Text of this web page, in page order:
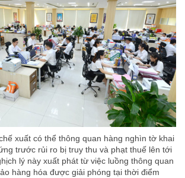
xuất có thể thông quan hàng nghìn tờ khai
trước rủi ro bị truy thu và phạt thuế lên tới
lý này xuất phát từ việc luồng thông quan
hàng hóa được giải phóng tại thời điểm